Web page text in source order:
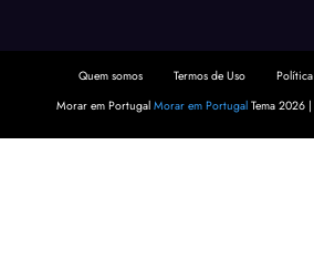
Quem somos Termos de Uso
Morar em Portugal Morar em PortugalTema 2026 |